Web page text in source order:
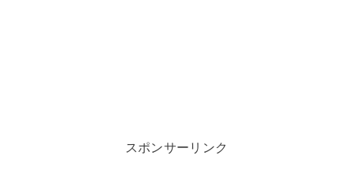
スポンサーリンク